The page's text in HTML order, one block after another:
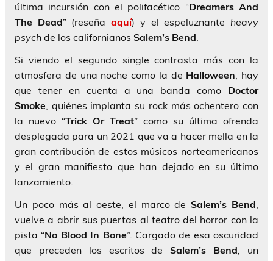
última incursión con el polifacético “Dreamers And
The Dead” (reseñaaquí) y el espeluznante heavy
psych de los californianos Salem’s Bend.
Si viendo el segundo single contrasta más con la
atmosfera de una noche como la de Halloween, hay
que tener en cuenta a una banda como Doctor
Smoke, quiénes implanta su rock más ochentero con
la nuevo “Trick Or Treat” como su última ofrenda
desplegada para un 2021 que va a hacer mella en la
gran contribución de estos músicos norteamericanos
y el gran manifiesto que han dejado en su último
lanzamiento.
Un poco más al oeste, el marco deSalem’s Bend,
vuelve a abrir sus puertas al teatro del horror con la
pista “No Blood In Bone”. Cargado de esa oscuridad
que preceden los escritos deSalem’s Bend, un